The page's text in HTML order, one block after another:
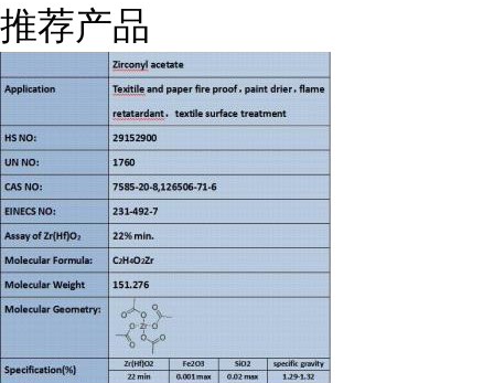
推荐产品